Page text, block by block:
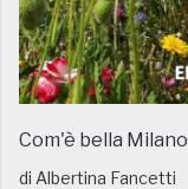
Com'è bella Milano
di Albertina Fancetti